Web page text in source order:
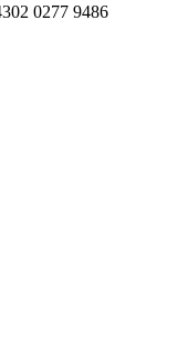
0277 9486